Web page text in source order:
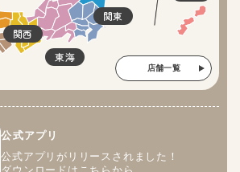
関東
東海
関西
店舗一覧
公式アプリ
公式アプリがリリースされました！